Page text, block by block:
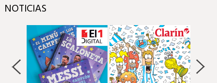
NOTICIAS